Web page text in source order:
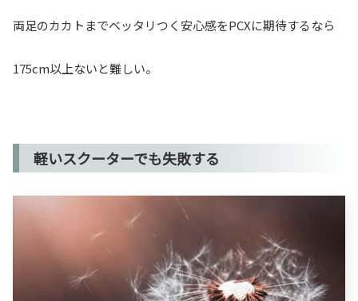
両足のカカトまでベッタリつく安心感をPCXに期待するなら
175cm以上ないと難しい。
軽いスクーターでも失敗する